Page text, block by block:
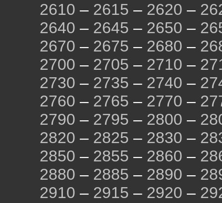
2610 – 2615 – 2620 –
2640 – 2645 – 2650 –
2670 – 2675 – 2680 –
2700 – 2705 – 2710 –
2730 – 2735 – 2740 –
2760 – 2765 – 2770 –
2790 – 2795 – 2800 –
2820 – 2825 – 2830 –
2850 – 2855 – 2860 –
2880 – 2885 – 2890 –
2910 – 2915 – 2920 –